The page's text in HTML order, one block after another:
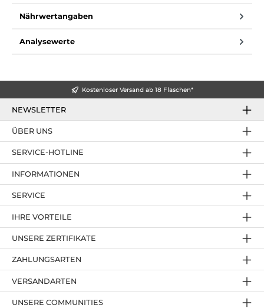
Nährwertangaben
Analysewerte
Kostenloser Versand ab 18 Flaschen*
NEWSLETTER
SERVICE-HOTLINE
IHRE VORTEILE
ZAHLUNGSARTEN
ÜBER UNS
UNSERE ZERTIFIKATE
INFORMATIONEN
SERVICE
UNSERE COMMUNITIES
VERSANDARTEN